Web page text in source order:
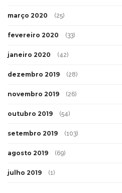
março 2020 (25)
fevereiro 2020 (33)
janeiro 2020 (42)
dezembro 2019 (28)
novembro 2019 (26)
outubro 2019 (54)
setembro 2019 (103)
agosto 2019 (69)
julho 2019 (1)